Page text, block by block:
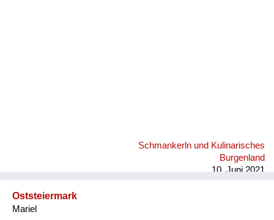
Schmankerln und Kulinarisches
Burgenland
10. Juni 2021
Oststeiermark
Mariel